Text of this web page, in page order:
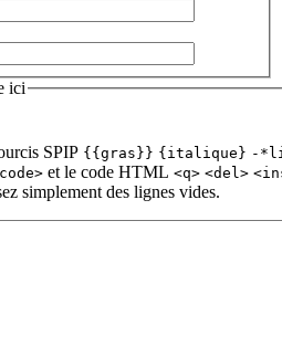
ici
SPIP {{gras}} {italique} -
et le code HTML <q> <del>
simplement des lignes vides.